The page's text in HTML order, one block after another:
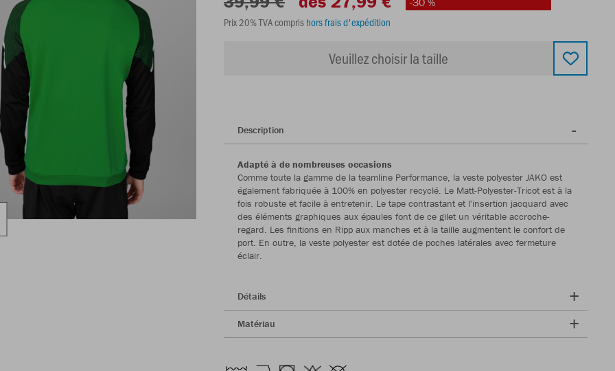
Prix 20% TVA compris hors frais d'expédition
Veuillez choisir la taille
Description
Adapté à de nombreuses occasions
Comme toute la gamme de la teamline Performance, la veste polyester JAKO est
également fabriquée à 100% en polyester recyclé. Le Matt-Polyester-Tricot est à la
fois robuste et facile à entretenir. Le tape contrastant et l'insertion jacquard avec
des éléments graphiques aux épaules font de ce gilet un véritable accroche-
regard. Les finitions en Ripp aux manches et à la taille augmentent le confort de
port. En outre, la veste polyester est dotée de poches latérales avec fermeture
éclair.
Détails
Matériau